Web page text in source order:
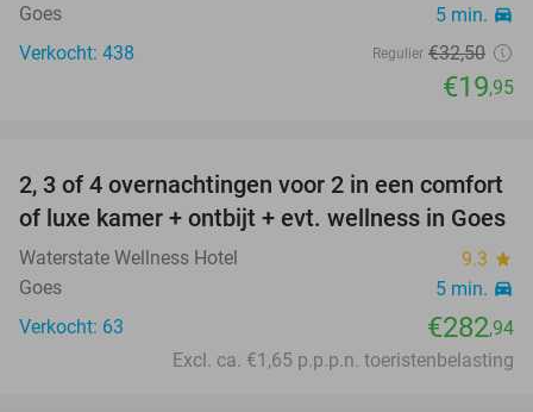
Goes 5 min. directions_car
Verkocht: 438 Regulier €32,50
€19,95
2, 3 of 4 overnachtingen voor 2 in een comfort
of luxe kamer + ontbijt + evt. wellness in Goes
Waterstate Wellness Hotel 9.3 star
Goes 5 min. directions_car
Verkocht: 63 €282,94
Excl. ca. €1,65 p.p.p.n. toeristenbelasting